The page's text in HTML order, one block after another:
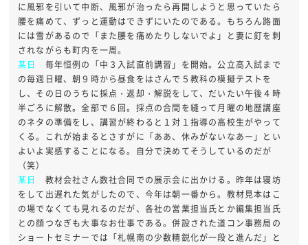
に風邪を引いて中断、風邪が治ったら再開しようと思っていたら
腰を痛めて、ずっと運動はできずにいたのである。もちろん路面
には雪があるので「また腰を痛めたりしないでよ」と妻に釘を刺
されながらも町内を一周。
某日
毎年恒例の「中３入試直前講習」を開始。公立高入試まで
の毎週日曜、朝９時から昼食をはさんで５教科の模擬テストを
し、その日のうちに採点・返却・解説をして、だいたい午後４時
半ごろに解散。全部で６回。採点の合間を縫って月曜の地歴講座
のネタの準備をし、講習が終わると１対１指導の高校生がやって
くる。これが始まるとさすがに「ああ、休みがないなあー」とい
よいよ実感することになる。自分で決めてそうしているのだが
（笑）
某日
教材会社さん数社合同での展示会に出かける。昨年は寝坊
をして出遅れた気がしたので、今年は朝一番から。教材見本はこ
の場でなくても見れるのだが、各社の営業担当氏とか編集担当氏
との顔つなぎも大事なお仕事である。併設された道コン事務局の
ショートセミナーでは「札幌南の少数精鋭化が一段と進んだ」と